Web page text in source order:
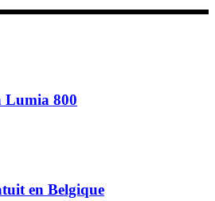
Lumia 800
en Belgique